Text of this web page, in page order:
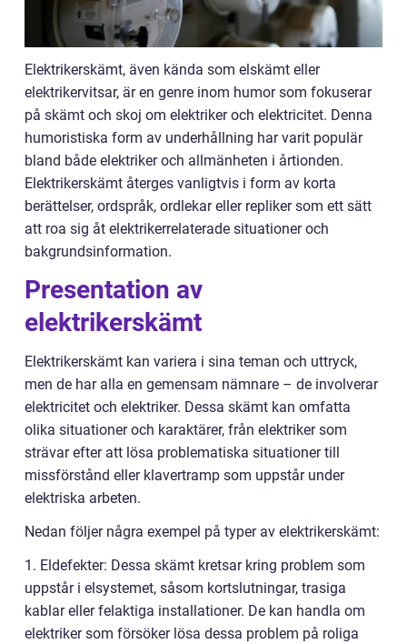
Elektrikerskämt, även kända som elskämt eller
elektrikervitsar, är en genre inom humor som fokuserar
på skämt och skoj om elektriker och elektricitet. Denna
humoristiska form av underhållning har varit populär
bland både elektriker och allmänheten i årtionden.
Elektrikerskämt återges vanligtvis i form av korta
berättelser, ordspråk, ordlekar eller repliker som ett sätt
att roa sig åt elektrikerrelaterade situationer och
bakgrundsinformation.
Presentation av
elektrikerskämt
Elektrikerskämt kan variera i sina teman och uttryck,
men de har alla en gemensam nämnare – de involverar
elektricitet och elektriker. Dessa skämt kan omfatta
olika situationer och karaktärer, från elektriker som
strävar efter att lösa problematiska situationer till
missförstånd eller klavertramp som uppstår under
elektriska arbeten.
Nedan följer några exempel på typer av elektrikerskämt:
1. Eldefekter: Dessa skämt kretsar kring problem som
uppstår i elsystemet, såsom kortslutningar, trasiga
kablar eller felaktiga installationer. De kan handla om
elektriker som försöker lösa dessa problem på roliga